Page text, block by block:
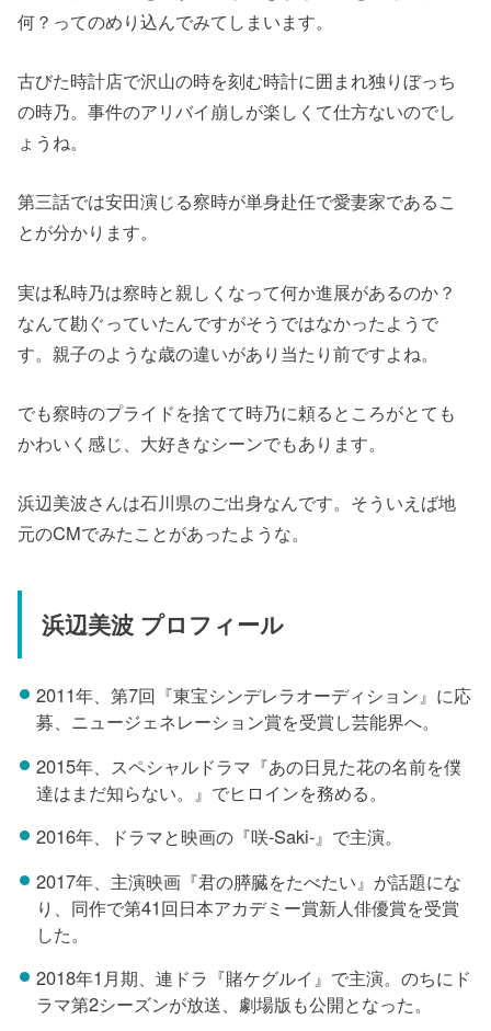
何？ってのめり込んでみてしまいます。
古びた時計店で沢山の時を刻む時計に囲まれ独りぼっち
の時乃。事件のアリバイ崩しが楽しくて仕方ないのでし
ょうね。
第三話では安田演じる察時が単身赴任で愛妻家であるこ
とが分かります。
実は私時乃は察時と親しくなって何か進展があるのか？
なんて勘ぐっていたんですがそうではなかったようで
す。親子のような歳の違いがあり当たり前ですよね。
でも察時のプライドを捨てて時乃に頼るところがとても
かわいく感じ、大好きなシーンでもあります。
浜辺美波さんは石川県のご出身なんです。そういえば地
元のCMでみたことがあったような。
浜辺美波 プロフィール
2011年、第7回『東宝シンデレラオーディション』に応
募、ニュージェネレーション賞を受賞し芸能界へ。
2015年、スペシャルドラマ『あの日見た花の名前を僕
達はまだ知らない。』でヒロインを務める。
2016年、ドラマと映画の『咲-Saki-』で主演。
2017年、主演映画『君の膵臓をたべたい』が話題にな
り、同作で第41回日本アカデミー賞新人俳優賞を受賞
した。
2018年1月期、連ドラ『賭ケグルイ』で主演。のちにド
ラマ第2シーズンが放送、劇場版も公開となった。